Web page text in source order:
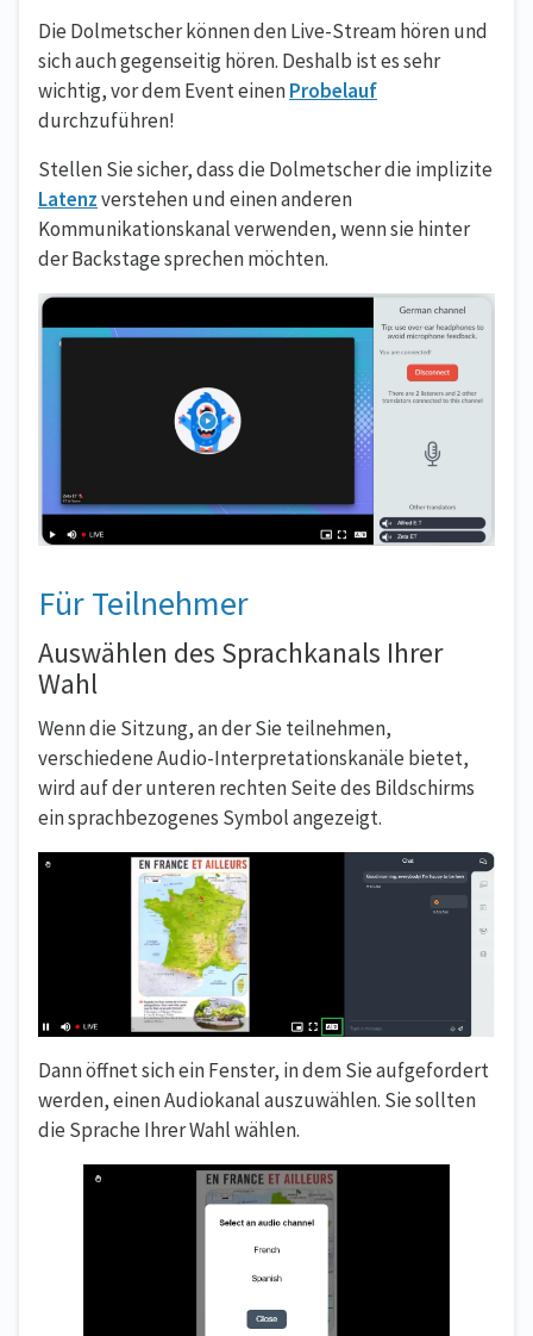
Die Dolmetscher können den Live-Stream hören und
sich auch gegenseitig hören. Deshalb ist es sehr
wichtig, vor dem Event einenProbelauf
durchzuführen!
Stellen Sie sicher, dass die Dolmetscher die implizite
Latenzverstehen und einen anderen
Kommunikationskanal verwenden, wenn sie hinter
der Backstage sprechen möchten.
Für Teilnehmer
Auswählen des Sprachkanals Ihrer
Wahl
Wenn die Sitzung, an der Sie teilnehmen,
verschiedene Audio-Interpretationskanäle bietet,
wird auf der unteren rechten Seite des Bildschirms
ein sprachbezogenes Symbol angezeigt.
Dann öffnet sich ein Fenster, in dem Sie aufgefordert
werden, einen Audiokanal auszuwählen. Sie sollten
die Sprache Ihrer Wahl wählen.